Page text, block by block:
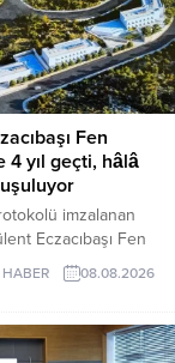
Fen
4 yıl geçti, hâlâ
imzalanan
Eczacıbaşı Fen
yıl sonra hâlâ proje
Okulun ne
belirsiz.
08.08.2026